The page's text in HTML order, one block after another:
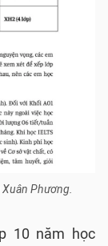
Phương.
10 năm học